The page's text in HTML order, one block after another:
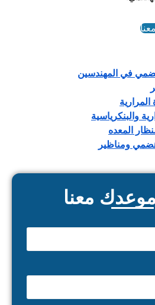
معنا
في المهندسين
المرارية
والبنكرياسية​
المعده
ومناظير